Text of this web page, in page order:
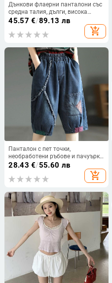
Дънкови флаерни панталони със
средна талия, дълги, висока
еластичност, ензимно пране
45.57 €/89.13 лв
add_shopping_cart
Панталон с пет точки,
необработени ръбове и пачуърк,
дънки с шест точки за жени,
универсални, бързосъхнещи,
стягащи средно дълги панталони,
28.43 €/55.60 лв
add_shopping_cart